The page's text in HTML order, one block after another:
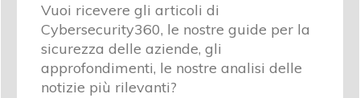
Vuoi ricevere gli articoli di
Cybersecurity360, le nostre guide per la
sicurezza delle aziende, gli
approfondimenti, le nostre analisi delle
notizie più rilevanti?